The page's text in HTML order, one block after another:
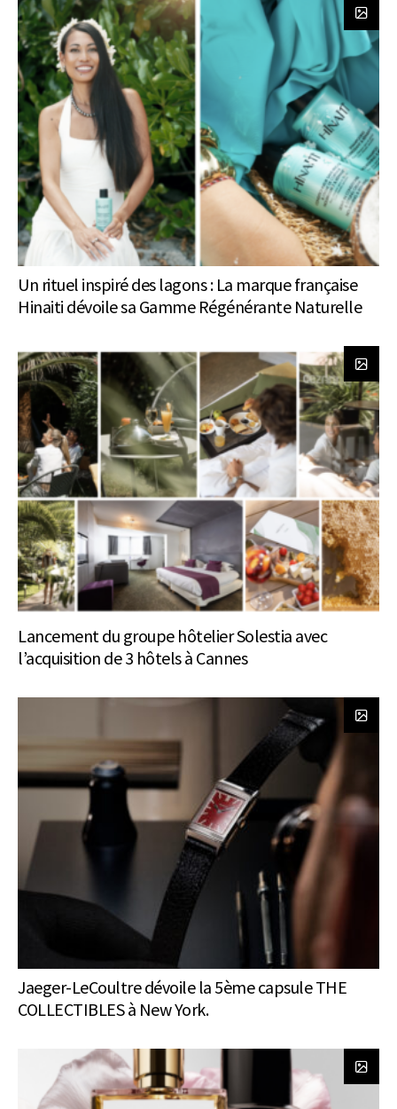
Un rituel inspiré des lagons : La marque française
Hinaiti dévoile sa Gamme Régénérante Naturelle
Lancement du groupe hôtelier Solestia avec
l’acquisition de 3 hôtels à Cannes
Jaeger-LeCoultre dévoile la 5ème capsule THE
COLLECTIBLES à New York.